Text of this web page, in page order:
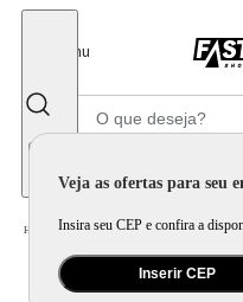
Menu
Veja as ofertas para seu
Insira seu CEP e confira a
Inserir CEP
Home Móveis e Decoração / Decoração /